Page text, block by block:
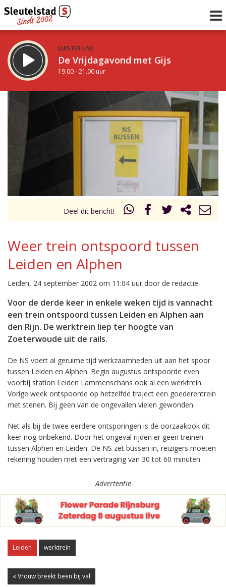
LUISTER LIVE:
De Vrijdagavond met Gijs
19.00 - 21.00 uur
De avond van Sleutelstad
Vorig uur
uur 1 van 0 Volgend uur
Deel dit bericht!
Weer trein ontspoord tussen
Leiden en Alphen
Leiden, 24 september 2002 om 11:04 uur door de redactie
Voor de derde keer in enkele weken tijd is vannacht
een trein ontspoord tussen Leiden en Alphen aan
den Rijn. De werktrein liep ter hoogte van
Zoeterwoude uit de rails.
De NS voert al geruime tijd werkzaamheden uit aan het spoor
tussen Leiden en Alphen. Begin augustus ontspoorde even
voorbij station Leiden Lammenschans ook al een werktrein.
Vorige week ontspoorde op hetzelfde traject een goederentrein
met stenen. Bij geen van de ongevallen vielen gewonden.
Net als bij de twee eerdere ontsporingen is de oorzaakook dit
keer nog onbekend. Door het ongeval rijden er geen treinen
tussen Alphen en Leiden. De NS zet bussen in, reizigers moeten
rekening houden met een vertraging van 30 tot 60 minuten.
Advertentie
Leiden werktrein
« Vrouw breekt been bij val